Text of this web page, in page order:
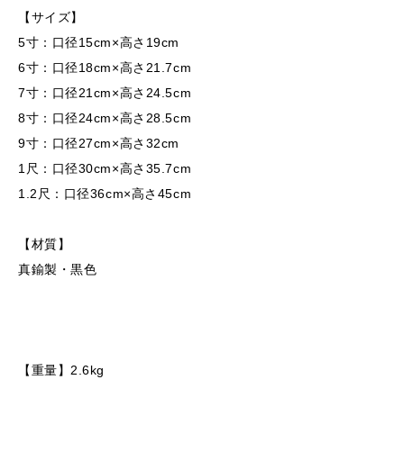
【サイズ】
5寸：口径15cm×高さ19cm
6寸：口径18cm×高さ21.7cm
7寸：口径21cm×高さ24.5cm
8寸：口径24cm×高さ28.5cm
9寸：口径27cm×高さ32cm
1尺：口径30cm×高さ35.7cm
1.2尺：口径36cm×高さ45cm
【材質】
真鍮製・黒色
【重量】2.6kg